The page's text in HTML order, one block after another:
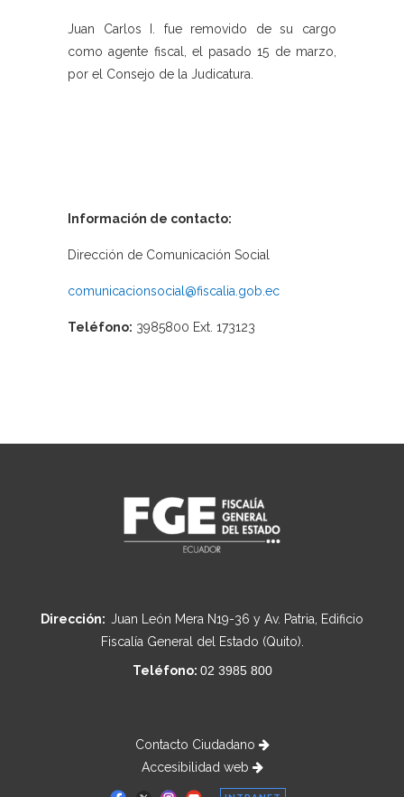
Juan Carlos I. fue removido de su cargo
como agente fiscal, el pasado 15 de marzo,
por el Consejo de la Judicatura.
Información de contacto:
Dirección de Comunicación Social
comunicacionsocial@fiscalia.gob.ec
Teléfono: 3985800 Ext. 173123
Dirección: Juan León Mera N19-36 y Av. Patria, Edificio
Fiscalía General del Estado (Quito).
Teléfono: 02 3985 800
Contacto Ciudadano
Accesibilidad web